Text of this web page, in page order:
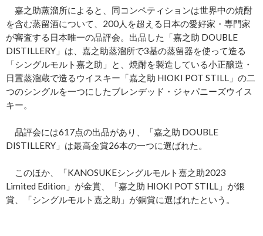
嘉之助蒸溜所によると、同コンペティションは世界中の焼酎
を含む蒸留酒について、200人を超える日本の愛好家・専門家
が審査する日本唯一の品評会。出品した「嘉之助 DOUBLE
DISTILLERY」は、嘉之助蒸溜所で3基の蒸留器を使って造る
「シングルモルト嘉之助」と、焼酎を製造している小正醸造・
日置蒸溜蔵で造るウイスキー「嘉之助 HIOKI POT STILL」の二
つのシングルを一つにしたブレンデッド・ジャパニーズウイス
キー。
品評会には617点の出品があり、「嘉之助 DOUBLE
DISTILLERY」は最高金賞26本の一つに選ばれた。
このほか、「KANOSUKEシングルモルト嘉之助2023
Limited Edition」が金賞、「嘉之助 HIOKI POT STILL」が銀
賞、「シングルモルト嘉之助」が銅賞に選ばれたという。